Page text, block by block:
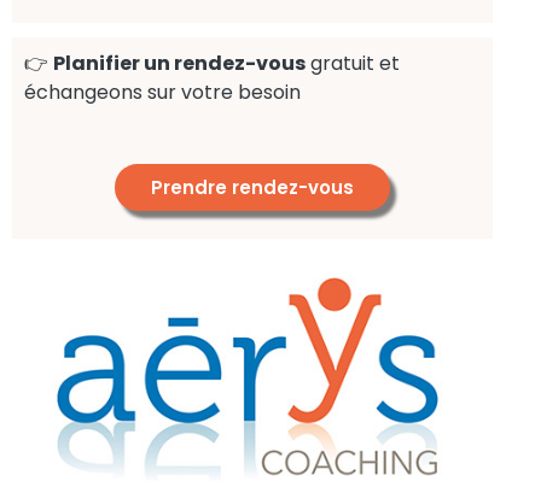
👉 Planifier un rendez-vousgratuit et
échangeons sur votre besoin
Prendre rendez-vous